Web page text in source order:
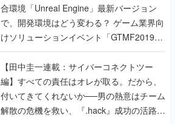
合環境「Unreal Engine」最新バージョン
で、開発環境はどう変わる？ ゲーム業界向
けソリューションイベント「GTMF2019」
に行って、より理解を深めよう【PR】
【田中圭一連載：サイバーコネクトツー
編】すべての責任はオレが取る。だから、
付いてきてくれないか──男の熱意はチーム
解散の危機を救い、『.hack』成功の活路を